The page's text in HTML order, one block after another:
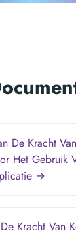
De Kracht
Het Gebruik
→
Kracht Van